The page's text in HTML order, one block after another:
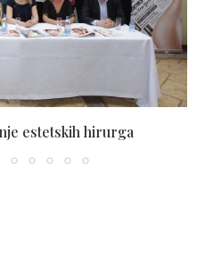
estetskih hirurga